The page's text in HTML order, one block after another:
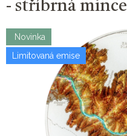
- stříbrná mince
Novinka
Limitovaná emise